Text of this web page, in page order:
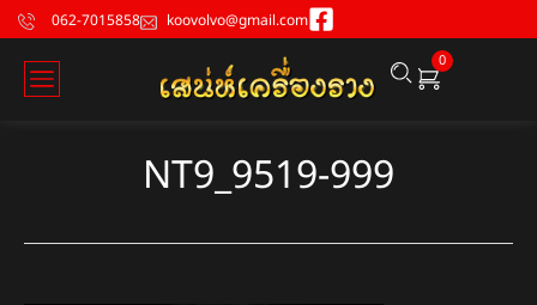
062-7015858 koovolvo@gmail.com
0
NT9_9519-999